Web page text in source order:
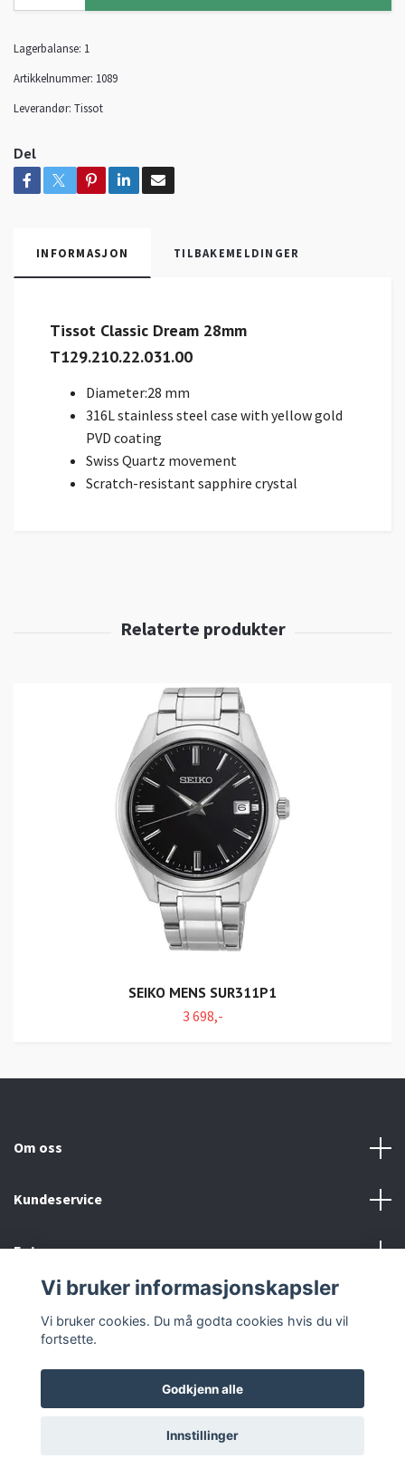
Lagerbalanse: 1
Artikkelnummer: 1089
Leverandør: Tissot
Del
INFORMASJON TILBAKEMELDINGER
Tissot Classic Dream 28mm
T129.210.22.031.00
Diameter:28 mm
316L stainless steel case with yellow gold
PVD coating
Swiss Quartz movement
Scratch-resistant sapphire crystal
SEIKO MENS SUR311P1
3 698,-
Om oss
Kundeservice
Fotmeny
© 2026 Urmaker Karoliussen Powered by Quickbutik
Vi bruker informasjonskapsler
Vi bruker cookies. Du må godta cookies hvis du vil
fortsette.
Godkjenn alle
Innstillinger